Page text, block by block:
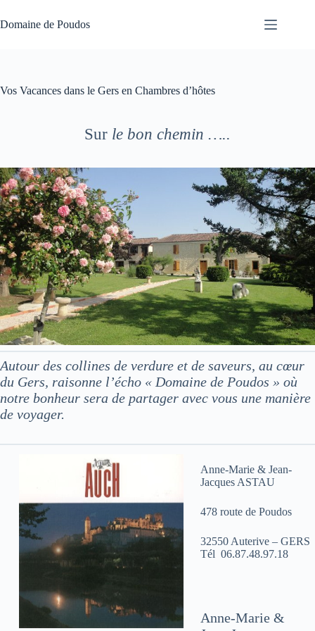
au
contenu
Domaine de Poudos
Vos Vacances dans le Gers en Chambres d’hôtes
Sur le bon chemin …..
Autour des collines de verdure et de saveurs, au cœur
du Gers, raisonne l’écho « Domaine de Poudos » où
notre bonheur sera de partager avec vous une manière
de voyager.
Anne-Marie & Jean-
Jacques ASTAU
478 route de Poudos
32550 Auterive – GERS
Tél 06.87.48.97.18
Anne-Marie &